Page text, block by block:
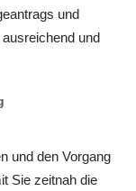
und
und
und den Vorgang
Sie zeitnah die